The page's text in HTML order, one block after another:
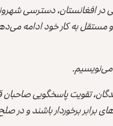
افغانستان، دسترسی
مستقل به کار خود ادامه
می‌نویسیم.
تقویت پاسخگویی
برخوردار باشند و در